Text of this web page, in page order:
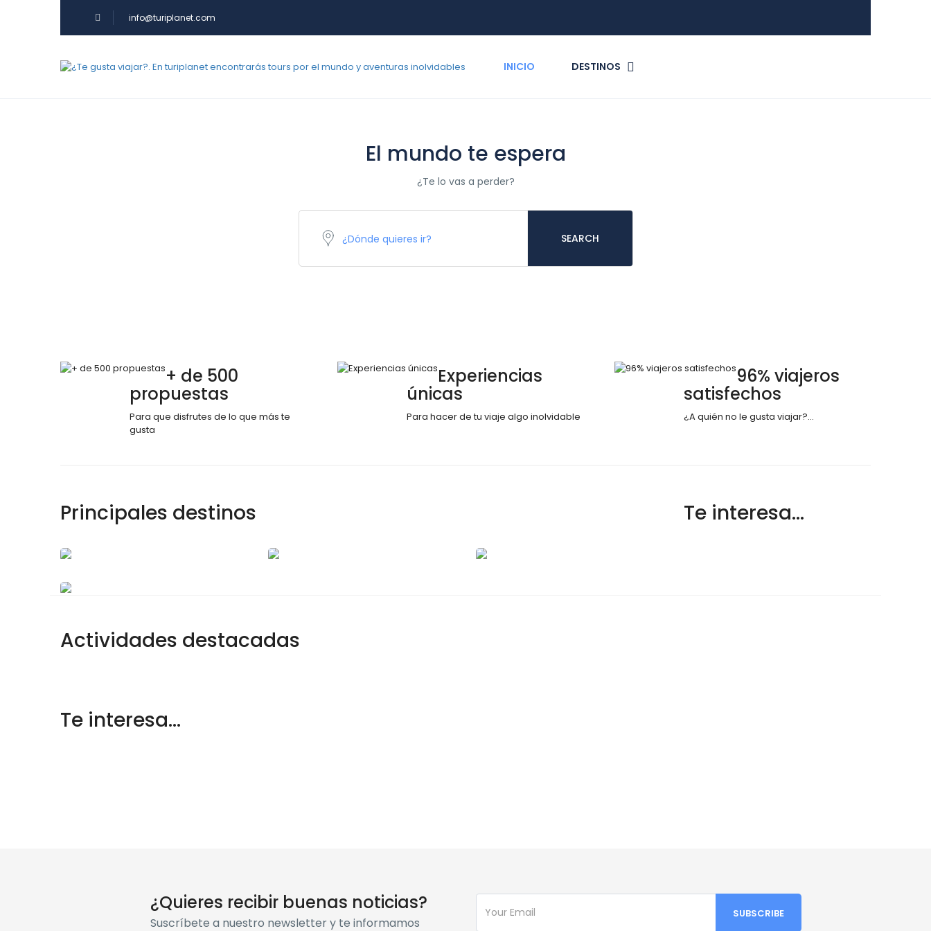
info@turiplanet.com
INICIO DESTINOS
El mundo te espera
¿Te lo vas a perder?
SEARCH
+ de 500
propuestas
Para que disfrutes de lo que más te
gusta
Experiencias
únicas
Para hacer de tu viaje algo inolvidable
96% viajeros
satisfechos
¿A quién no le gusta viajar?...
Principales destinos Te interesa…
Actividades destacadas
Te interesa…
¿Quieres recibir buenas noticias?
Suscríbete a nuestro newsletter y te informamos